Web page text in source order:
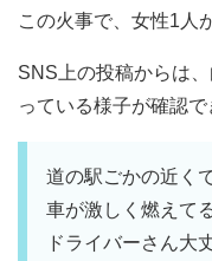
この火事で、女性1人
SNS上の投稿からは
っている様子が確認
道の駅ごかの近く
車が激しく燃えて
ドライバーさん大